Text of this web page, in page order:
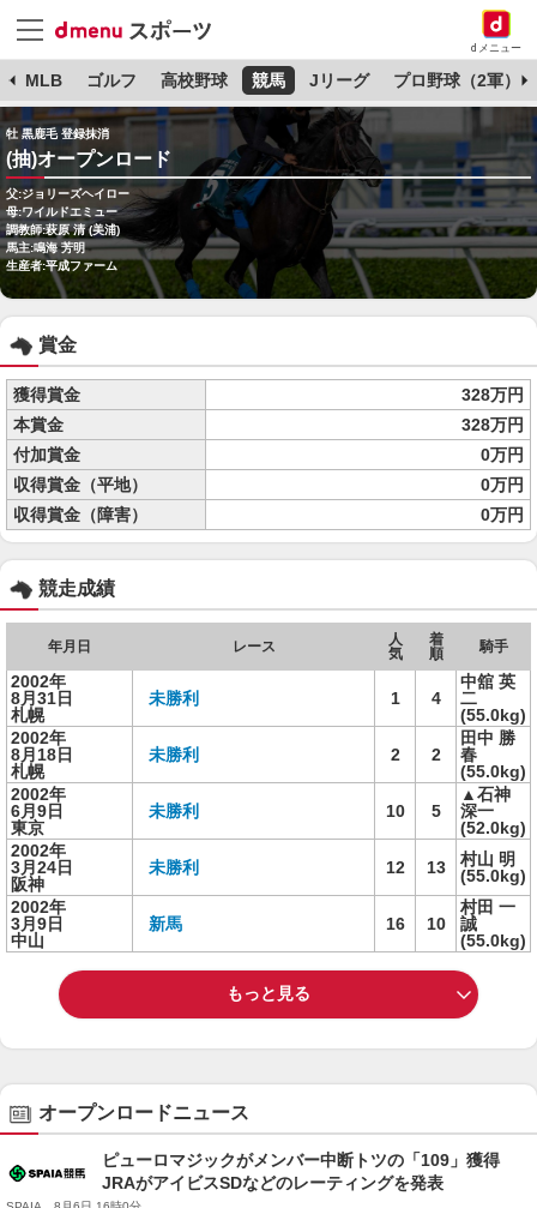
dメニュー
MLB ゴルフ 高校野球 競馬 Jリーグ プロ野球（2軍）
牡 黒鹿毛 登録抹消
(抽)オープンロード
父:ジョリーズヘイロー
母:ワイルドエミュー
調教師:萩原 清 (美浦)
馬主:鳴海 芳明
生産者:平成ファーム
賞金
獲得賞金
328万円
本賞金
328万円
付加賞金
0万円
収得賞金（平地）
0万円
収得賞金（障害）
0万円
競走成績
年月日 レース
人
気
着
順
騎手
2002年
8月31日
札幌
未勝利 1 4
中舘 英
二
(55.0kg)
2002年
8月18日
札幌
未勝利 2 2
田中 勝
春
(55.0kg)
2002年
6月9日
東京
未勝利 10 5
▲石神
深一
(52.0kg)
2002年
3月24日
阪神
未勝利 12 13
村山 明
(55.0kg)
2002年
3月9日
中山
新馬 16 10
村田 一
誠
(55.0kg)
もっと見る
オープンロードニュース
ピューロマジックがメンバー中断トツの「109」獲得
JRAがアイビスSDなどのレーティングを発表